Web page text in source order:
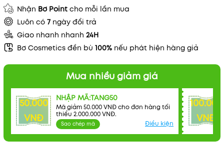
Nhận Bơ Point cho mỗi lần mua
Luôn có 7 ngày đổi trả
Giao nhanh nhanh 24H
Bơ Cosmetics đền bù 100% nếu phát hiện hàng giả
Mua nhiều giảm giá
50.000
VNĐ
NHẬP MÃ:TANG50
Mã giảm 50.000 VNĐ cho đơn hàng tối
thiểu 2.000.000 VNĐ.
Sao chép mã Điều kiện
100.000
VNĐ
Mã khuyến mãi:
Điều kiện: